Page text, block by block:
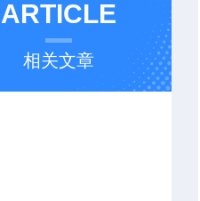
ARTICLE
相关文章